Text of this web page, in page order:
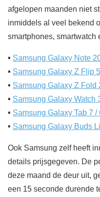
afgelopen maanden niet
inmiddels al veel bekend
smartphones, smartwatch
• Samsung Galaxy Note
• Samsung Galaxy Z Flip
• Samsung Galaxy Z Fold
• Samsung Galaxy Watch
• Samsung Galaxy Tab 7
• Samsung Galaxy Buds
Ook Samsung zelf heeft
details prijsgegeven. De
deze maand de deur uit,
een 15 seconde durende